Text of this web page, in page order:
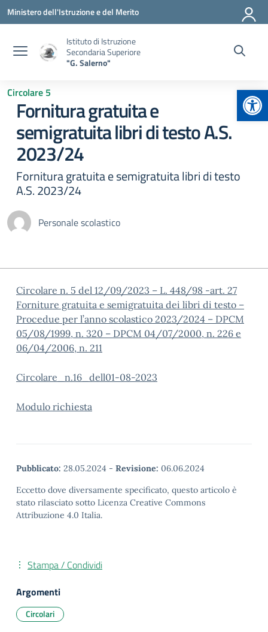
Vai ai contenuti
Vai al menu di navigazione
Vai al footer
Ministero dell'Istruzione e del Merito
Istituto di Istruzione
Secondaria Superiore
"G. Salerno"
Circolare 5
Fornitura gratuita e
semigratuita libri di testo A.S.
2023/24
Fornitura gratuita e semigratuita libri di testo
A.S. 2023/24
Personale scolastico
Circolare n. 5 del 12/09/2023 – L. 448/98 -art. 27
Forniture gratuita e semigratuita dei libri di testo –
Procedue per l’anno scolastico 2023/2024 – DPCM
05/08/1999, n. 320 – DPCM 04/07/2000, n. 226 e
06/04/2006, n. 211
Circolare_n.16_dell01-08-2023
Modulo richiesta
Pubblicato: 28.05.2024 - Revisione: 06.06.2024
Eccetto dove diversamente specificato, questo articolo è
stato rilasciato sotto Licenza Creative Commons
Attribuzione 4.0 Italia.
Stampa / Condividi
Argomenti
Circolari